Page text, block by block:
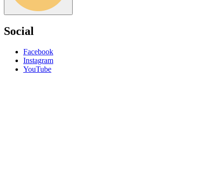
Social
Facebook
Instagram
YouTube